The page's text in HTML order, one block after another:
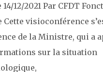
12/2021 Par CFDT
Cette visioconférence
de la Ministre, qui a
sur la situation